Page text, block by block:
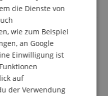
für Workshops &
& spirituelle Praxis
die Dienste von
wie zum Beispiel
an Google
Einwilligung ist
auf
der Verwendung